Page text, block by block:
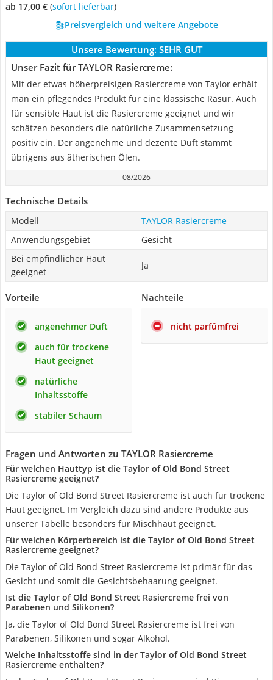
ab 17,00 € ( Sofort lieferbar)
Preisvergleich und weitere Angebote
Unsere Bewertung: SEHR GUT
Unser Fazit für TAYLOR Rasiercreme:
Mit der etwas höherpreisigen Rasiercreme von Taylor erhält
man ein pflegendes Produkt für eine klassische Rasur. Auch
für sensible Haut ist die Rasiercreme geeignet und wir
schätzen besonders die natürliche Zusammensetzung
positiv ein. Der angenehme und dezente Duft stammt
übrigens aus ätherischen Ölen.
08/2026
Technische Details
Modell
TAYLOR Rasiercreme
Anwendungsgebiet
Gesicht
Bei empfindlicher Haut
geeignet
Ja
Vorteile
angenehmer Duft
auch für trockene
Haut geeignet
natürliche
Inhaltsstoffe
stabiler Schaum
Nachteile
nicht parfümfrei
Fragen und Antworten zu TAYLOR Rasiercreme
Für welchen Hauttyp ist die Taylor of Old Bond Street
Rasiercreme geeignet?
Die Taylor of Old Bond Street Rasiercreme ist auch für trockene
Haut geeignet. Im Vergleich dazu sind andere Produkte aus
unserer Tabelle besonders für Mischhaut geeignet.
Für welchen Körperbereich ist die Taylor of Old Bond Street
Rasiercreme geeignet?
Die Taylor of Old Bond Street Rasiercreme ist primär für das
Gesicht und somit die Gesichtsbehaarung geeignet.
Ist die Taylor of Old Bond Street Rasiercreme frei von
Parabenen und Silikonen?
Ja, die Taylor of Old Bond Street Rasiercreme ist frei von
Parabenen, Silikonen und sogar Alkohol.
Welche Inhaltsstoffe sind in der Taylor of Old Bond Street
Rasiercreme enthalten?